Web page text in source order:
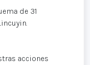
de 31
acciones